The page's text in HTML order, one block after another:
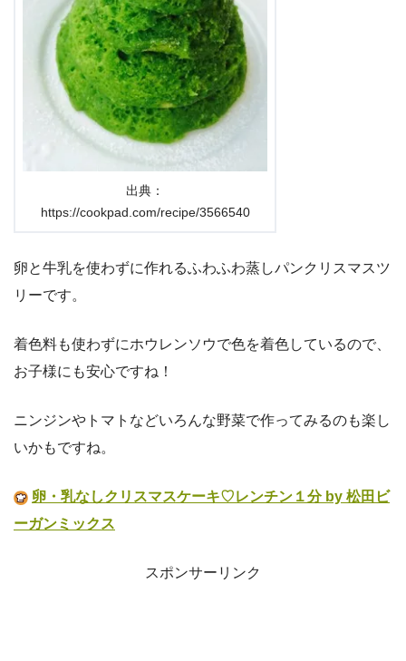
出典：
https://cookpad.com/recipe/3566540
卵と牛乳を使わずに作れるふわふわ蒸しパンクリスマスツ
リーです。
着色料も使わずにホウレンソウで色を着色しているので、
お子様にも安心ですね！
ニンジンやトマトなどいろんな野菜で作ってみるのも楽し
いかもですね。
卵・乳なしクリスマスケーキ♡レンチン１分 by 松田ビ
ーガンミックス
スポンサーリンク